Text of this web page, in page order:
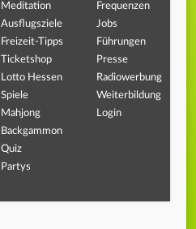
Meditation
Ausflugsziele
Freizeit-Tipps
Ticketshop
Lotto Hessen
Spiele
Mahjong
Backgammon
Quiz
Partys
Frequenzen
Jobs
Führungen
Presse
Radiowerbung
Weiterbildung
Login